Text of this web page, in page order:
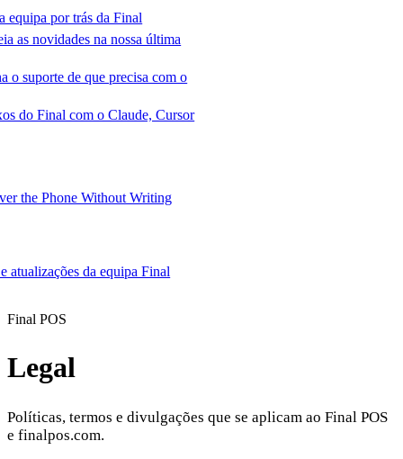
equipa por trás da Final
as novidades na nossa última
o suporte de que precisa com o
do Final com o Claude, Cursor
the Phone Without Writing
atualizações da equipa Final
Merchant Hub
PayFair & easy payments Run Make any device your POS
Final POS
Legal
Políticas, termos e divulgações que se aplicam ao Final POS
e finalpos.com.